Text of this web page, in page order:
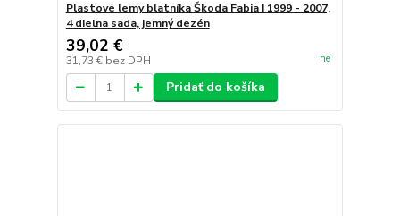
Plastové lemy blatníka Škoda Fabia I 1999 - 2007,
4 dielna sada, jemný dezén
39,02 €
31,73 € bez DPH ne
Pridať do košíka